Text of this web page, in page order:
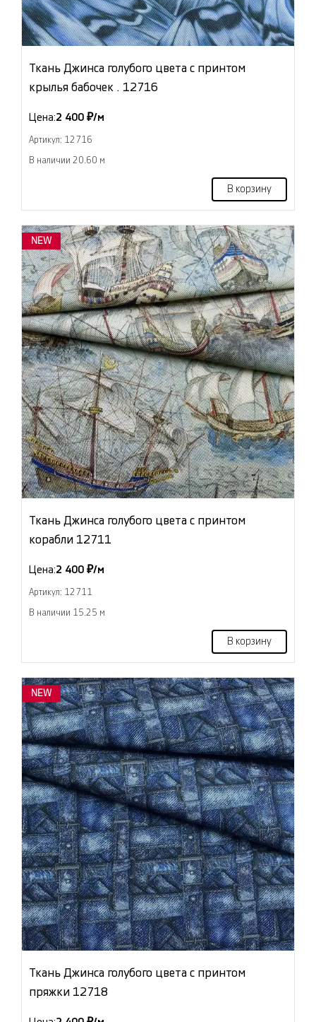
Ткань Джинса голубого цвета с принтом
крылья бабочек . 12716
Цена:2 400 ₽/м
Артикул: 12716
В наличии 20.60 м
В корзину
NEW
Ткань Джинса голубого цвета с принтом
корабли 12711
Цена:2 400 ₽/м
Артикул: 12711
В наличии 15.25 м
В корзину
NEW
Ткань Джинса голубого цвета с принтом
пряжки 12718